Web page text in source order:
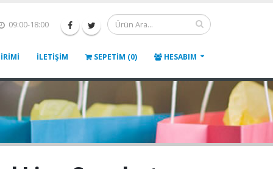
09:00-18:00
İLETIŞIM SEPETIM (0) HESABIM